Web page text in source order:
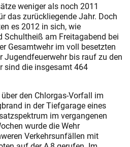
weniger als noch 2011
das zurückliegende Jahr. Doch
es 2012 in sich, wie
Schultheiß am Freitagabend bei
Gesamtwehr im voll besetzten
Jugendfeuerwehr bis rauf zu den
sind die insgesamt 464
den Chlorgas-Vorfall im
in der Tiefgarage eines
im vergangenen
wurde die Wehr
Verkehrsunfällen mit